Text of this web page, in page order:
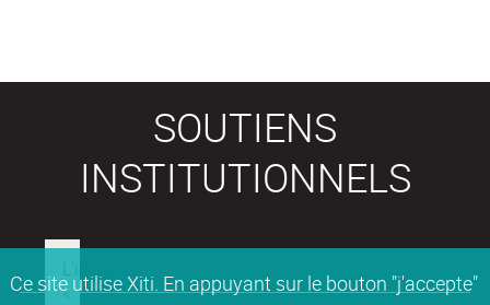
Ce site utilise Xiti. En appuyant sur le bouton "j'accepte"
SOUTIENS
INSTITUTIONNELS